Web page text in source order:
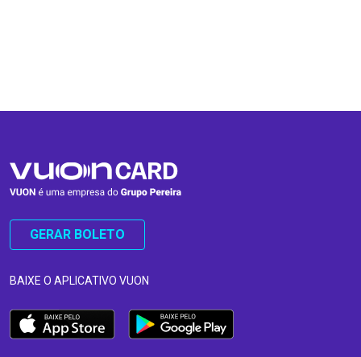
GERAR BOLETO
BAIXE O APLICATIVO VUON